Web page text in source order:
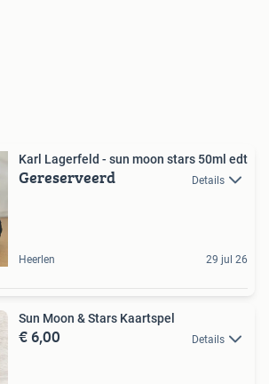
Karl Lagerfeld - sun moon stars 50ml edt
Gereserveerd Details
Heerlen 29 jul 26
Sun Moon & Stars Kaartspel
€ 6,00 Details